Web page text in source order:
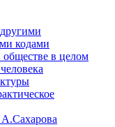
кодами
в целом